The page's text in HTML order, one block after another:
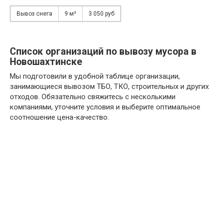
Вывоз снега 9 м³ 3 050 руб
Список организаций по вывозу мусора в
Новошахтинске
Мы подготовили в удобной таблице организации,
занимающиеся вывозом ТБО, ТКО, строительных и других
отходов. Обязательно свяжитесь с несколькими
компаниями, уточните условия и выберите оптимальное
соотношение цена-качество.